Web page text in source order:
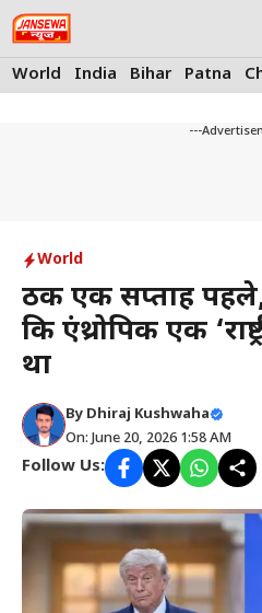
Skip
to
content
World India Bihar Patna
---
World
ठीक एक सप्ताह
कि एंथ्रोपिक एक
था
By Dhiraj Kushwaha
On: June 20, 2026 1:58 AM
Follow Us: